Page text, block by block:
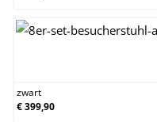
zwart
€ 399,90